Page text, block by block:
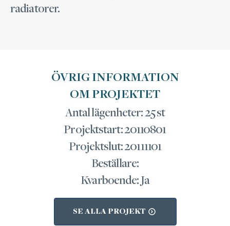
radiatorer.
ÖVRIG INFORMATION
OM PROJEKTET
Antal lägenheter: 25 st
Projektstart: 20110801
Projektslut: 20111101
Beställare:
Kvarboende: Ja
SE ALLA PROJEKT